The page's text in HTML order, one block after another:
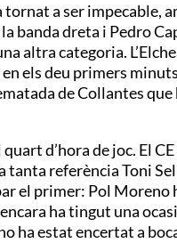
a ser impecable,
banda dreta i Pedro
altra categoria.
els deu primers
de Collantes
d’hora de joc. El
tanta referència Toni
el primer: Pol
ha tingut una
ha estat encertat a